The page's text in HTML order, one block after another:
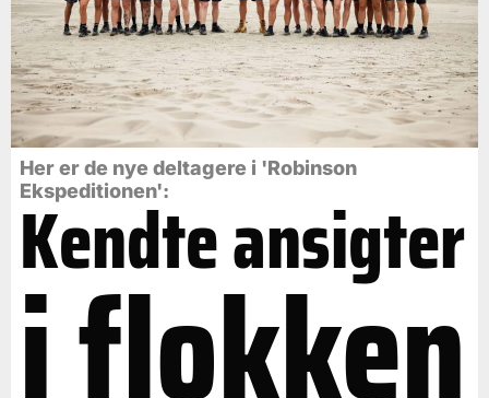
Her er de nye deltagere i 'Robinson
Ekspeditionen':
Kendte ansigter
i flokken